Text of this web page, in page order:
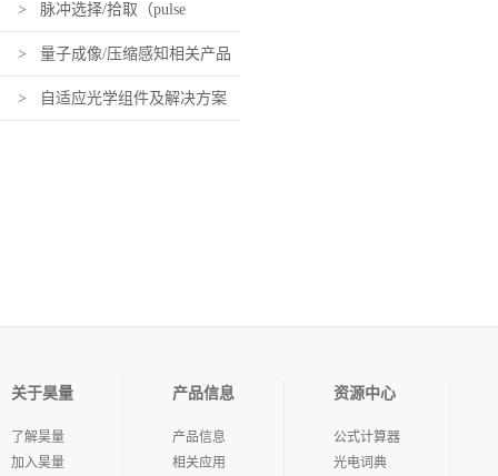
组件
及组件
> 脉冲选择/拾取（pulse
picking）系统及组件
> 量子成像/压缩感知相关产品
> 自适应光学组件及解决方案
关于昊量
了解昊量
加入昊量
产品信息
产品信息
相关应用
资源中心
公式计算器
光电词典